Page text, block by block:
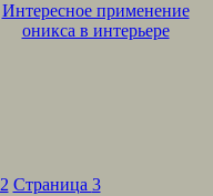
Интересное применение
оникса в интерьере
2 Страница 3